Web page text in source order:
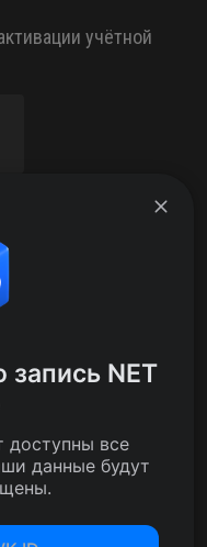
для
работы.
учётной
запись NET
доступны все
данные будут
РАЗДЕЛ